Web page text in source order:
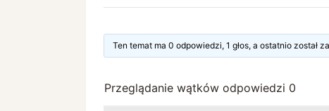
Ten temat ma 0 odpowiedzi, 1 głos, a ostatnio został
Przeglądanie wątków odpowiedzi 0